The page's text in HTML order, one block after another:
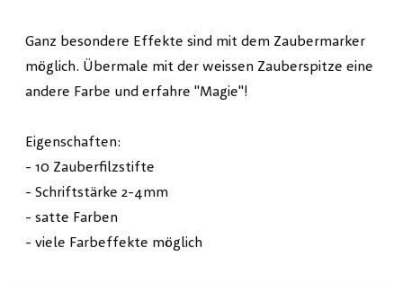
Ganz besondere Effekte sind mit dem Zaubermarker
möglich. Übermale mit der weissen Zauberspitze eine
andere Farbe und erfahre "Magie"!
Eigenschaften:
- 10 Zauberfilzstifte
- Schriftstärke 2-4mm
- satte Farben
- viele Farbeffekte möglich